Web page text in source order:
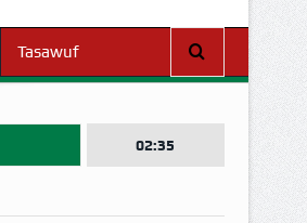
Tasawuf
02:35